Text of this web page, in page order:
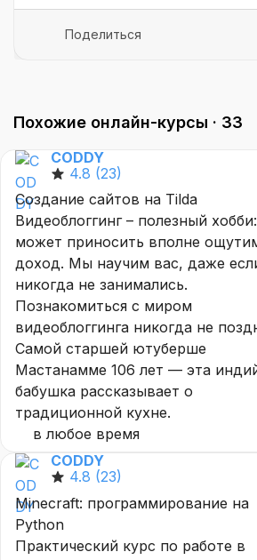
Поделиться
Похожие онлайн-курсы · 33
CODDY
4.8 (23)
Создание сайтов на Tilda
Видеоблоггинг – полезный
может приносить вполне
доход. Мы научим вас, даже
никогда не занимались.
Познакомиться с миром
видеоблоггинга никогда не
Самой старшей ютуберше
Мастанамме 106 лет — эта
бабушка рассказывает о
традиционной кухне.
в любое время
CODDY
4.8 (23)
Minecraft: программирование на
Python
Практический курс по работе в